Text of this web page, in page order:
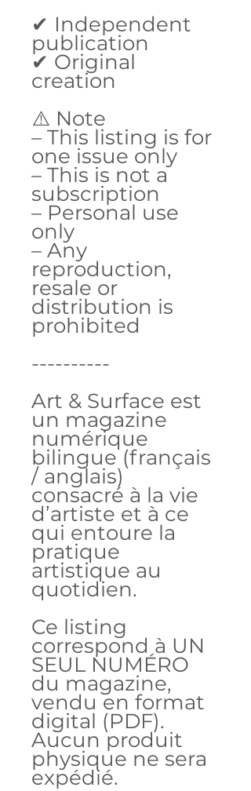
✔ Independent
publication
✔ Original
creation
⚠️ Note
– This listing is for
one issue only
– This is not a
subscription
– Personal use
only
– Any
reproduction,
resale or
distribution is
prohibited
----------
Art & Surface est
un magazine
numérique
bilingue (français
/ anglais)
consacré à la vie
d’artiste et à ce
qui entoure la
pratique
artistique au
quotidien.
Ce listing
correspond à UN
SEUL NUMÉRO
du magazine,
vendu en format
digital (PDF).
Aucun produit
physique ne sera
expédié.